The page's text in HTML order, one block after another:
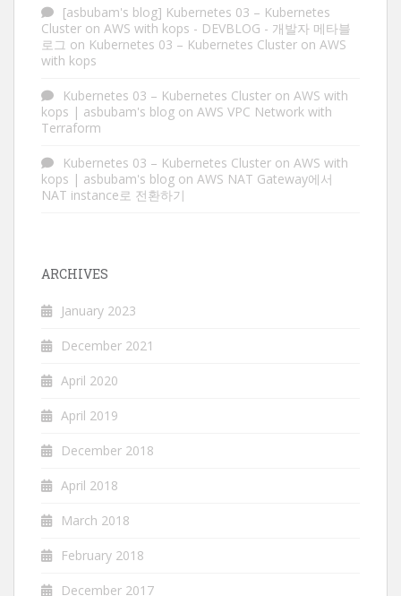
[asbubam's blog] Kubernetes 03 – Kubernetes
Cluster on AWS with kops - DEVBLOG - 개발자 메타블
로그 on Kubernetes 03 – Kubernetes Cluster on AWS
with kops
Kubernetes 03 – Kubernetes Cluster on AWS with
kops | asbubam's blog on AWS VPC Network with
Terraform
Kubernetes 03 – Kubernetes Cluster on AWS with
kops | asbubam's blog on AWS NAT Gateway에서
NAT instance로 전환하기
ARCHIVES
January 2023
December 2021
April 2020
April 2019
December 2018
April 2018
March 2018
February 2018
December 2017